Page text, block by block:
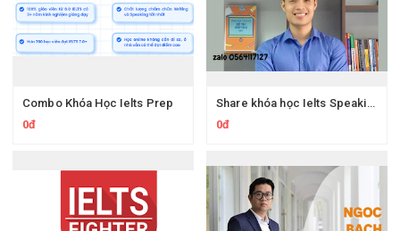
Combo Khóa Học Ielts Prep
0đ
Share khóa học Ielts Speaking Online thầy Kiên Luyện
0đ